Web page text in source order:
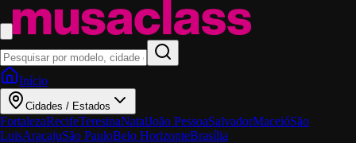
Início
Cidades / Estados
FortalezaRecifeTeresinaNatalJoão PessoaSalvadorMaceióSão
LuisAracajuSão PauloBelo HorizonteBrasília